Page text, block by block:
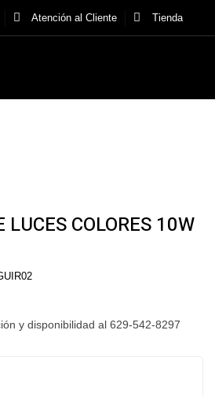
Atención al Cliente Tienda
LUCES COLORES 10W
y disponibilidad al 629-542-8297